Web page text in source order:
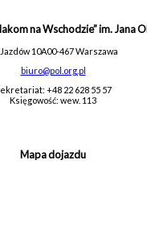
na Wschodzie” im. Jana
10A00-467 Warszawa
biuro@pol.org.pl
+48 22 628 55 57
Księgowość: wew. 113
Mapa dojazdu